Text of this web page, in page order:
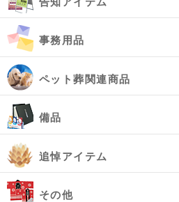
事務用品
ペット葬関連商品
備品
追悼アイテム
その他